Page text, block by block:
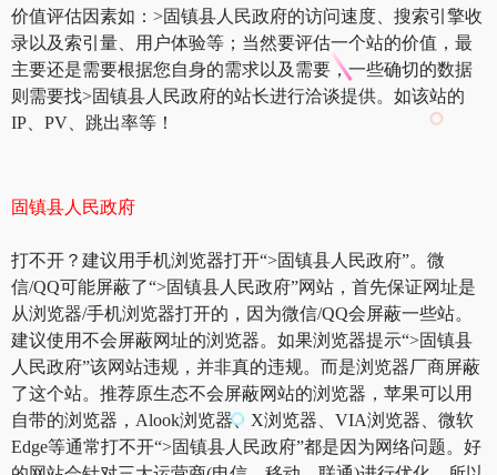
价值评估因素如：>固镇县人民政府的访问速度、搜索引擎收
录以及索引量、用户体验等；当然要评估一个站的价值，最
主要还是需要根据您自身的需求以及需要，一些确切的数据
则需要找>固镇县人民政府的站长进行洽谈提供。如该站的
IP、PV、跳出率等！
固镇县人民政府
打不开？建议用手机浏览器打开“>固镇县人民政府”。微
信/QQ可能屏蔽了“>固镇县人民政府”网站，首先保证网址是
从浏览器/手机浏览器打开的，因为微信/QQ会屏蔽一些站。
建议使用不会屏蔽网址的浏览器。如果浏览器提示“>固镇县
人民政府”该网站违规，并非真的违规。而是浏览器厂商屏蔽
了这个站。推荐原生态不会屏蔽网站的浏览器，苹果可以用
自带的浏览器，Alook浏览器、X浏览器、VIA浏览器、微软
Edge等通常打不开“>固镇县人民政府”都是因为网络问题。好